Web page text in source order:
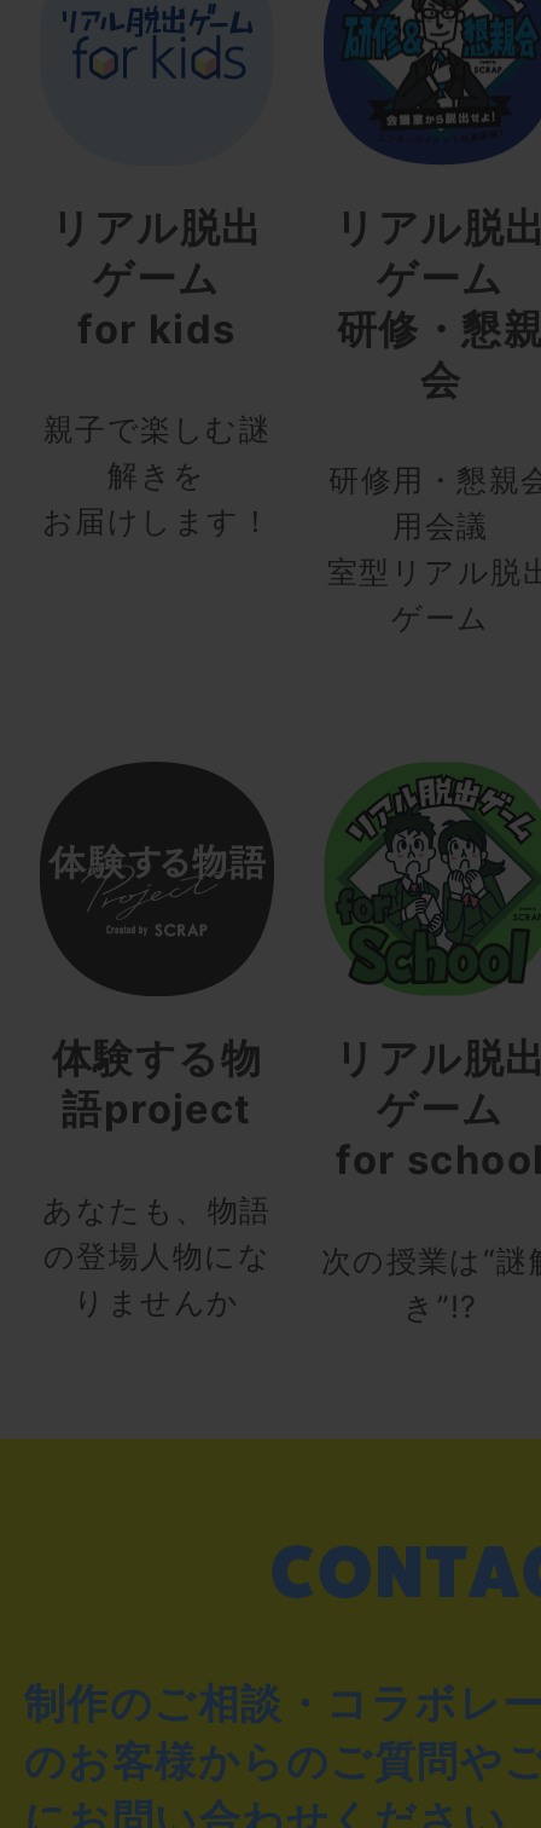
リアル脱出
ゲーム
for kids
親子で楽しむ謎
解きを
お届けします！
リアル脱
ゲーム
研修・懇
会
研修用・懇親
用会議
室型リアル脱
ゲーム
体験する物
語project
あなたも、物語
の登場人物にな
りませんか
リアル脱
ゲーム
for
次の授業は“謎
き”!?
制作のご相談・コラボレ
のお客様からのご質問や